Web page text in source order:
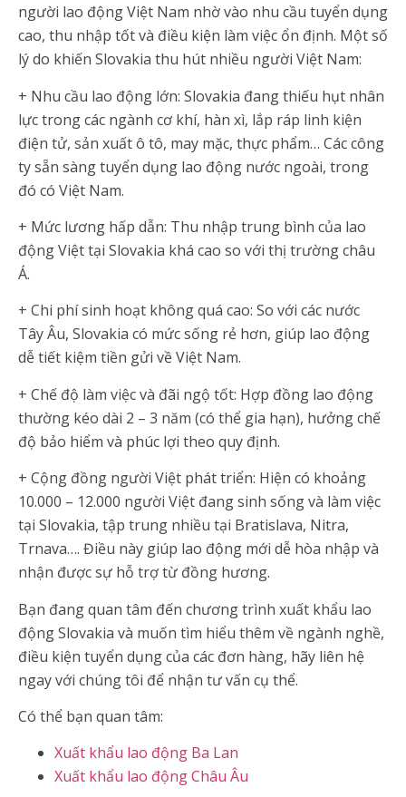
người lao động Việt Nam nhờ vào nhu cầu tuyển dụng
cao, thu nhập tốt và điều kiện làm việc ổn định. Một số
lý do khiến Slovakia thu hút nhiều người Việt Nam:
+ Nhu cầu lao động lớn: Slovakia đang thiếu hụt nhân
lực trong các ngành cơ khí, hàn xì, lắp ráp linh kiện
điện tử, sản xuất ô tô, may mặc, thực phẩm… Các công
ty sẵn sàng tuyển dụng lao động nước ngoài, trong
đó có Việt Nam.
+ Mức lương hấp dẫn: Thu nhập trung bình của lao
động Việt tại Slovakia khá cao so với thị trường châu
Á.
+ Chi phí sinh hoạt không quá cao: So với các nước
Tây Âu, Slovakia có mức sống rẻ hơn, giúp lao động
dễ tiết kiệm tiền gửi về Việt Nam.
+ Chế độ làm việc và đãi ngộ tốt: Hợp đồng lao động
thường kéo dài 2 – 3 năm (có thể gia hạn), hưởng chế
độ bảo hiểm và phúc lợi theo quy định.
+ Cộng đồng người Việt phát triển: Hiện có khoảng
10.000 – 12.000 người Việt đang sinh sống và làm việc
tại Slovakia, tập trung nhiều tại Bratislava, Nitra,
Trnava…. Điều này giúp lao động mới dễ hòa nhập và
nhận được sự hỗ trợ từ đồng hương.
Bạn đang quan tâm đến chương trình xuất khẩu lao
động Slovakia và muốn tìm hiểu thêm về ngành nghề,
điều kiện tuyển dụng của các đơn hàng, hãy liên hệ
ngay với chúng tôi để nhận tư vấn cụ thể.
Có thể bạn quan tâm:
Xuất khẩu lao động Ba Lan
Xuất khẩu lao động Châu Âu